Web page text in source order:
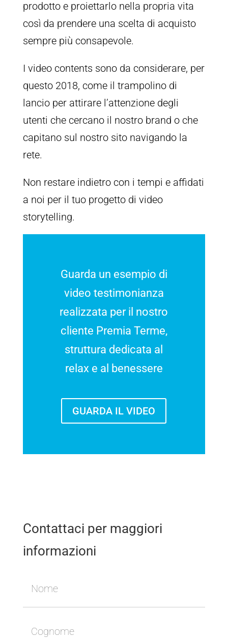
prodotto e proiettarlo nella propria vita
così da prendere una scelta di acquisto
sempre più consapevole.
I video contents sono da considerare, per
questo 2018, come il trampolino di
lancio per attirare l’attenzione degli
utenti che cercano il nostro brand o che
capitano sul nostro sito navigando la
rete.
Non restare indietro con i tempi e affidati
a noi per il tuo progetto di video
storytelling.
Guarda un esempio di
video testimonianza
realizzata per il nostro
cliente Premia Terme,
struttura dedicata al
relax e al benessere
GUARDA IL VIDEO
Contattaci per maggiori
informazioni